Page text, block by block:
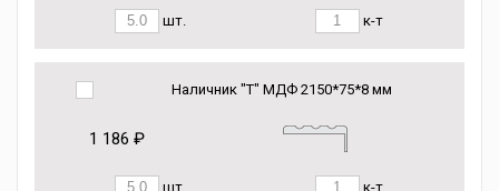
шт. к-т
Наличник "Т" МДФ 2150*75*8 мм
1 186 ₽
шт. к-т